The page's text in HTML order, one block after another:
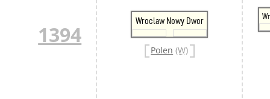
1394
Wroclaw Nowy Dwor
Polen (W)